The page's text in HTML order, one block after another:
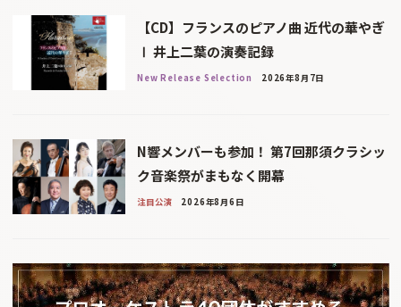
【CD】フランスのピアノ曲 近代の華やぎ
Ⅰ 井上二葉の演奏記録
New Release Selection 2026年8月7日
N響メンバーも参加！ 第7回那須クラシッ
ク音楽祭がまもなく開幕
注目公演 2026年8月6日